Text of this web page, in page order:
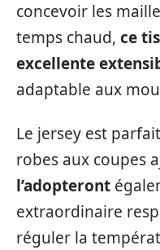
concevoir les
temps chaud, ce
excellente
adaptable aux
Le jersey est
robes aux coupes
l’adopteront
extraordinaire
réguler la